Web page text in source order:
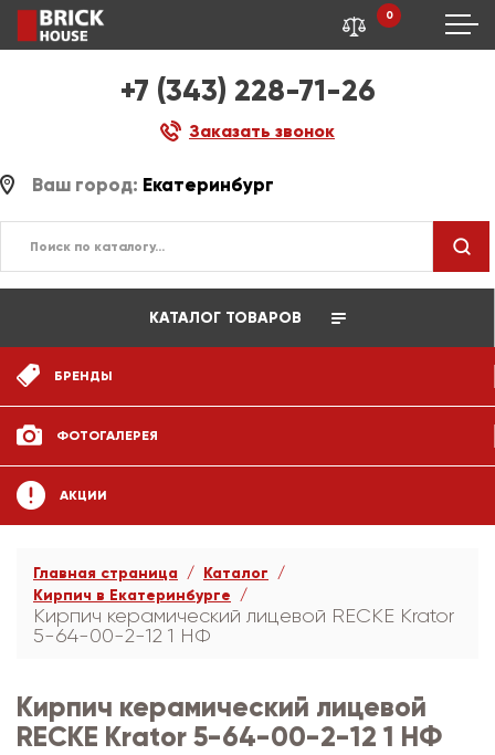
+7 (343) 228-71-26
Заказать звонок
0
Ваш город: Екатеринбург
КАТАЛОГ ТОВАРОВ
БРЕНДЫ
ФОТОГАЛЕРЕЯ
АКЦИИ
Главная страница
Каталог
Кирпич в Екатеринбурге
Кирпич керамический лицевой RECKE Krator
5-64-00-2-12 1 НФ
Кирпич керамический лицевой
RECKE Krator 5-64-00-2-12 1 НФ